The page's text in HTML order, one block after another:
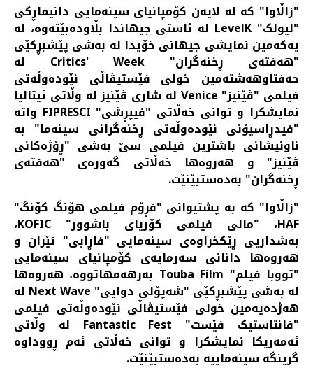
"زاڵاوا" کە لە لایەن کۆمپانیای سینەمایی دانیماڕکی
"لیولک" LevelK لە ئاستی جیهاندا بڵاودەبێتەوە، لە
یەکەمین نمایشی جیهانی خۆیدا لە بەشی پێشبڕکێی
"هەفتەی ڕخنەگران" Critics' Week لە
حەفتاوهەشتەمین خولی فێستیڤاڵی نێودەوڵەتی
فیلمی "ڤێنیز" Venice لە شاری ڤێنیز لە وڵاتی ئیتالیا
نمایشکرا و توانی خەڵاتی "فیپڕشی" FIPRESCI واتە
"فیدڕاسیۆنی نێودەوڵەتی ڕخنەگرانی سینەما" بە
ناونیشانی باشترین فیلمی سێ بەشی "ڕۆژەکانی
ڤێنیز" و هەروەها خەڵاتی گەورەی "هەفتەی
ڕخنەگران" بەدەستبێنێت.
"زاڵاوا" کە بە پشتیوانی "فڕۆم فیلمی هۆنگ کۆنگ"
HAF، "مالی فیلمی کۆریای باشوور" KOFIC،
بەشداریی ڕێکخراوەی سینەمایی "فاڕابی" ئێران و
هەروەها دانانی سەرمایەی کۆمپانیای سینەمایی
"تووبا فیلم" Touba Film بەرهەمهاتووە، هەروەها
لە بەشی پێشبڕکێی "شەپۆلی دوایی" Next Wave لە
هەژدەیەمین خولی فێستیڤاڵی نێودەوڵەتی فیلمی
"فانتاستیک فێست" Fantastic Fest لە وڵاتی
ئەمەریکا نمایشکرا و توانی خەڵاتی ئەم ڕووداوە
گرینگە سینەماییە بەدەستبێنێت.